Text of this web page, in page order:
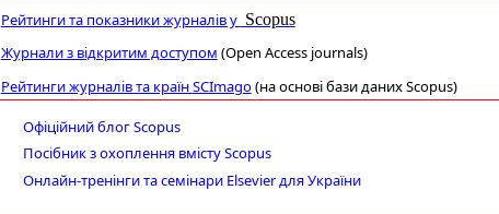
Рейтинги та показники журналів у Scopus
Журнали з відкритим доступом (Open Access journals)
Рейтинги журналів та країнSCImago(на основі бази даних Scopus)
Офіційний блог Scopus
Посібник з охоплення вмісту Scopus
Онлайн-тренінги та семінари Elsevier для України